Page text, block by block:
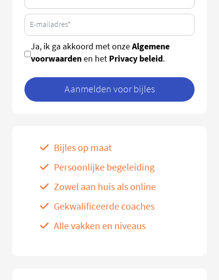
Ja, ik ga akkoord met onzeAlgemene
voorwaardenen het Privacy beleid.
Aanmelden voor bijles
Bijles op maat
Persoonlijke begeleiding
Zowel aan huis als online
Gekwalificeerde coaches
Alle vakken en niveaus